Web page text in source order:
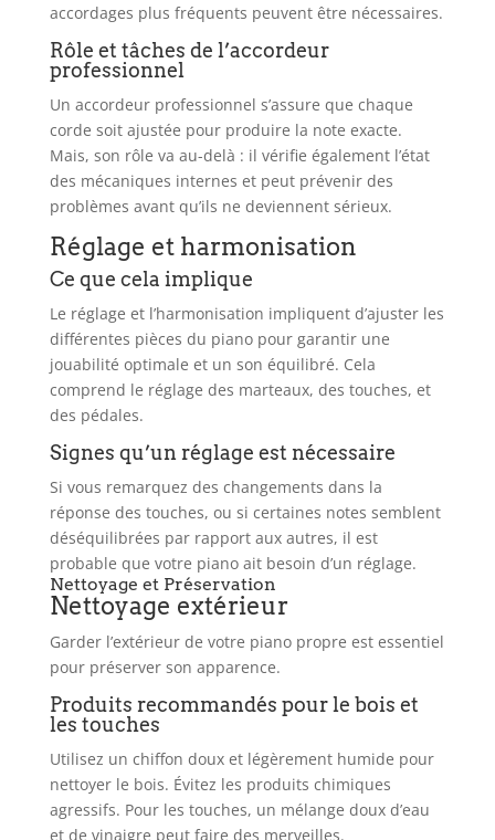
accordages plus fréquents peuvent être nécessaires.
Rôle et tâches de l’accordeur
professionnel
Un accordeur professionnel s’assure que chaque
corde soit ajustée pour produire la note exacte.
Mais, son rôle va au-delà : il vérifie également l’état
des mécaniques internes et peut prévenir des
problèmes avant qu’ils ne deviennent sérieux.
Réglage et harmonisation
Ce que cela implique
Le réglage et l’harmonisation impliquent d’ajuster les
différentes pièces du piano pour garantir une
jouabilité optimale et un son équilibré. Cela
comprend le réglage des marteaux, des touches, et
des pédales.
Signes qu’un réglage est nécessaire
Si vous remarquez des changements dans la
réponse des touches, ou si certaines notes semblent
déséquilibrées par rapport aux autres, il est
probable que votre piano ait besoin d’un réglage.
Nettoyage et Préservation
Nettoyage extérieur
Garder l’extérieur de votre piano propre est essentiel
pour préserver son apparence.
Produits recommandés pour le bois et
les touches
Utilisez un chiffon doux et légèrement humide pour
nettoyer le bois. Évitez les produits chimiques
agressifs. Pour les touches, un mélange doux d’eau
et de vinaigre peut faire des merveilles.